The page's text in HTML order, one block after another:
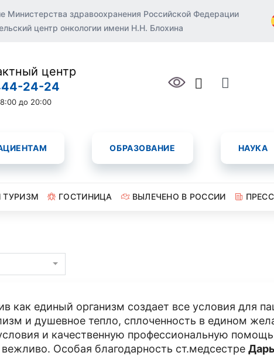
здравоохранения Российской Федерации
центр онкологии имени Н.Н. Блохина
центр
24-24
до 20:00
ОБРАЗОВАНИЕ НАУКА
ТУРИЗМ ГОСТИНИЦА ВЫЛЕЧЕНО В РОССИИ
как единый организм создает все условия для
и душевное тепло, сплоченность в едином
и качественную профессиональную
Особая благодарность ст.медсестре